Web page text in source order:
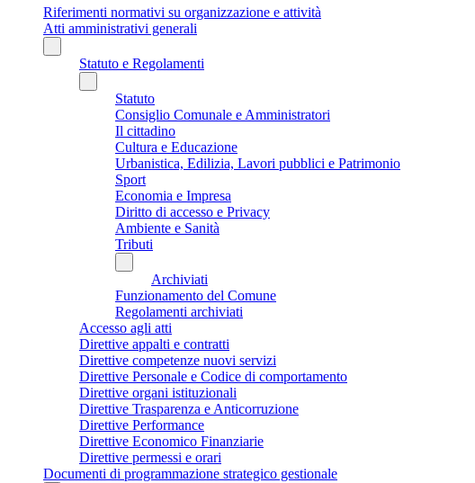
Riferimenti normativi su organizzazione e attività
Atti amministrativi generali
Statuto e Regolamenti
Statuto
Consiglio Comunale e Amministratori
Il cittadino
Cultura e Educazione
Urbanistica, Edilizia, Lavori pubblici e Patrimonio
Sport
Economia e Impresa
Diritto di accesso e Privacy
Ambiente e Sanità
Tributi
Archiviati
Funzionamento del Comune
Regolamenti archiviati
Accesso agli atti
Direttive appalti e contratti
Direttive competenze nuovi servizi
Direttive Personale e Codice di comportamento
Direttive organi istituzionali
Direttive Trasparenza e Anticorruzione
Direttive Performance
Direttive Economico Finanziarie
Direttive permessi e orari
Documenti di programmazione strategico gestionale